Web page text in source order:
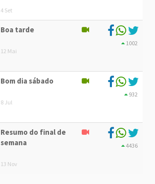
4 Set
Boa tarde
12 Mai
1002
Bom dia sábado
8 Jul
932
Resumo do final de
semana
13 Nov
4436